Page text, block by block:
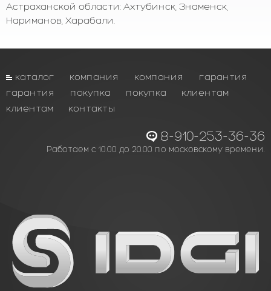
Астраханской области: Ахтубинск, Знаменск,
Нариманов, Харабали.
каталог компания компания
гарантия
гарантия
покупка покупка
клиентам
клиентам
контакты
8-910-253-36-36
Работаем с 10.00 до 20.00 по московскому времени.